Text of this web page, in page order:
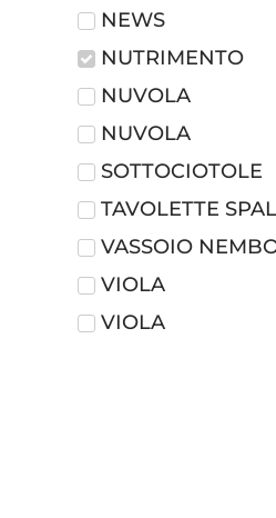
NEWS
NUTRIMENTO
NUVOLA
NUVOLA
SOTTOCIOTOLE
TAVOLETTE
VASSOIO
VIOLA
VIOLA